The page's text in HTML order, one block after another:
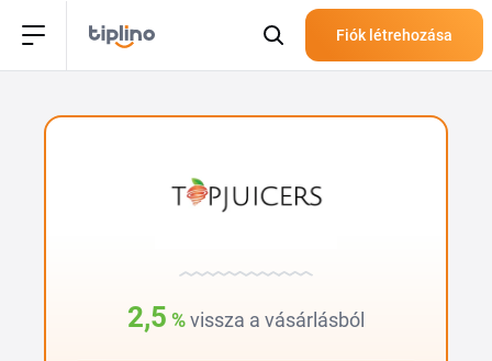
Fiók létrehozása
2,5 %vissza a vásárlásból